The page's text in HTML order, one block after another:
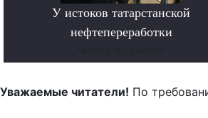
У истоков татарстанской
нефтепереработки
Уважаемые читатели! По